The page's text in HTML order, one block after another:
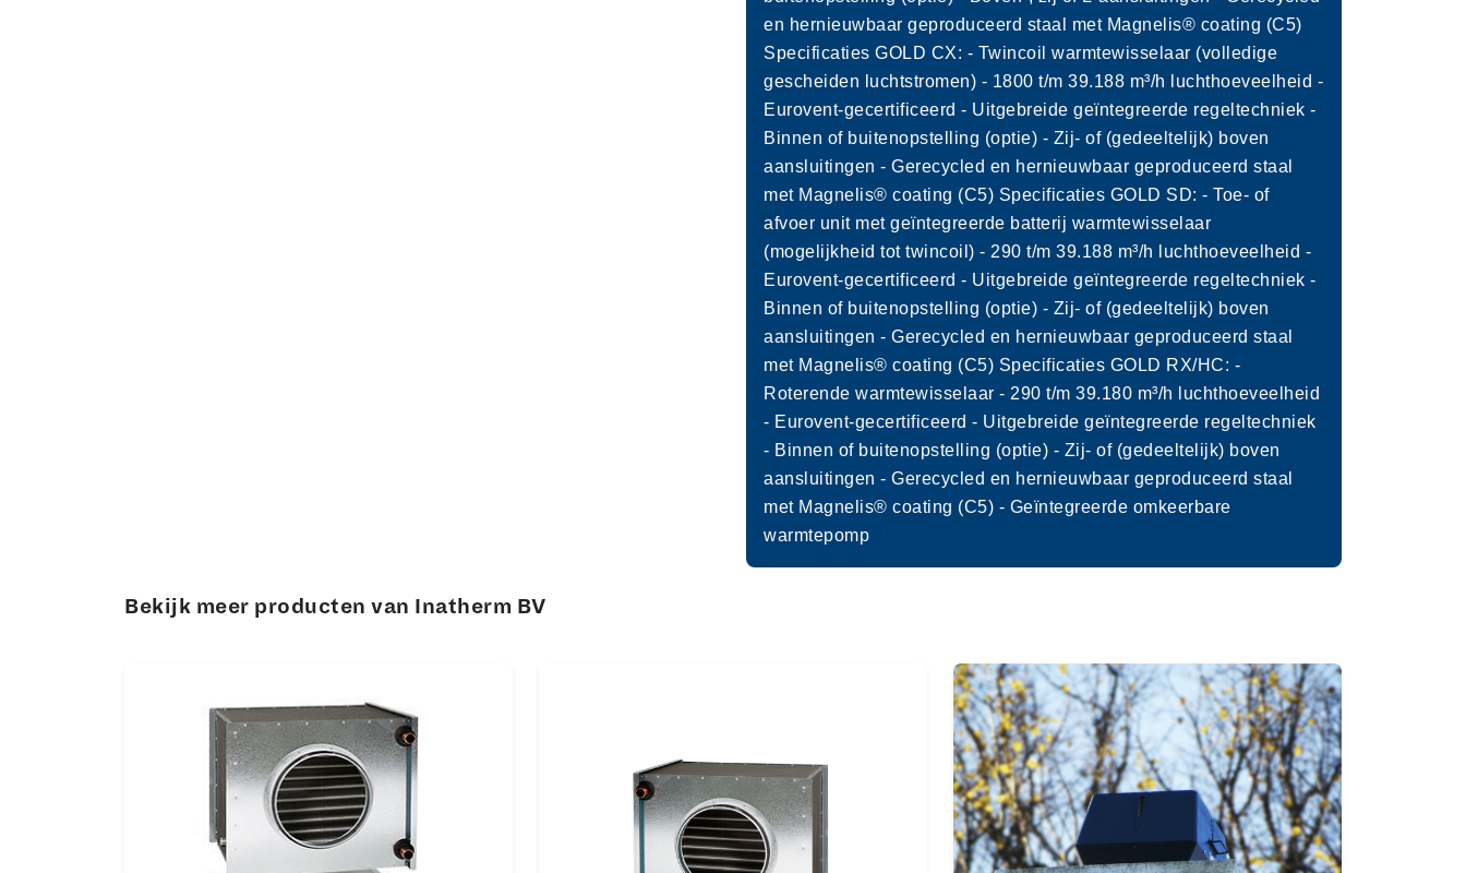
en hernieuwbaar geproduceerd staal met Magnelis® coating (C5)
Specificaties GOLD CX: - Twincoil warmtewisselaar (volledige
gescheiden luchtstromen) - 1800 t/m 39.188 m³/h luchthoeveelheid -
Eurovent-gecertificeerd - Uitgebreide geïntegreerde regeltechniek -
Binnen of buitenopstelling (optie) - Zij- of (gedeeltelijk) boven
aansluitingen - Gerecycled en hernieuwbaar geproduceerd staal
met Magnelis® coating (C5) Specificaties GOLD SD: - Toe- of
afvoer unit met geïntegreerde batterij warmtewisselaar
(mogelijkheid tot twincoil) - 290 t/m 39.188 m³/h luchthoeveelheid -
Eurovent-gecertificeerd - Uitgebreide geïntegreerde regeltechniek -
Binnen of buitenopstelling (optie) - Zij- of (gedeeltelijk) boven
aansluitingen - Gerecycled en hernieuwbaar geproduceerd staal
met Magnelis® coating (C5) Specificaties GOLD RX/HC: -
Roterende warmtewisselaar - 290 t/m 39.180 m³/h luchthoeveelheid
- Eurovent-gecertificeerd - Uitgebreide geïntegreerde regeltechniek
- Binnen of buitenopstelling (optie) - Zij- of (gedeeltelijk) boven
aansluitingen - Gerecycled en hernieuwbaar geproduceerd staal
met Magnelis® coating (C5) - Geïntegreerde omkeerbare
warmtepomp
Bekijk meer producten van Inatherm BV